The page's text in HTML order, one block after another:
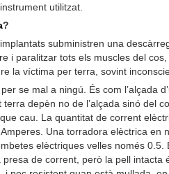
utilitzat.
?
subministren una
i paralitzar tots els muscles del
la víctima per terra, sovint
se mal a ningú. És com l’alçada
terra depèn no de l’alçada sinó del
cau. La quantitat de corrent
Una torradora elèctrica en
elèctriques velles només 0.5.
de corrent, però la pell intacta